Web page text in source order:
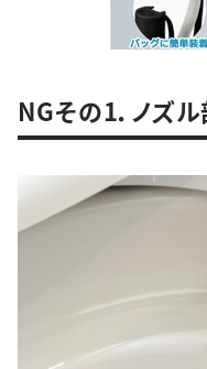
NGその1．ノズ